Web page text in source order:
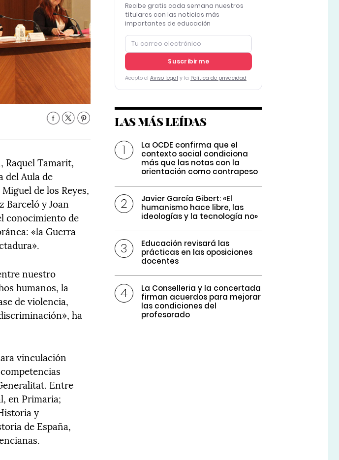
Raquel Tamarit,
del Aula de
de los Reyes,
Barceló y Joan
conocimiento de
«la Guerra
nuestro
humanos, la
de violencia,
ha
vinculación
Entre
en Primaria;
y
de España,
Recibe gratis cada semana nuestros
titulares con las noticias más
importantes de educación
Suscribirme
Acepto el Aviso legal y la Política de privacidad
LAS MÁS LEÍDAS
La OCDE confirma que el
contexto social condiciona
más que las notas con la
orientación como contrapeso
Javier García Gibert: «El
humanismo hace libre, las
ideologías y la tecnología no»
Educación revisará las
prácticas en las oposiciones
docentes
La Conselleria y la concertada
firman acuerdos para mejorar
las condiciones del
profesorado